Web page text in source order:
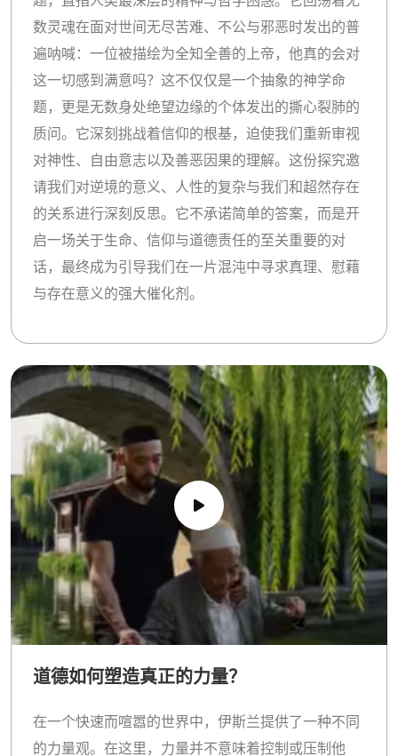
数灵魂在面对世间无尽苦难、不公与邪恶时发出的普
遍呐喊：一位被描绘为全知全善的上帝，他真的会对
这一切感到满意吗？这不仅仅是一个抽象的神学命
题，更是无数身处绝望边缘的个体发出的撕心裂肺的
质问。它深刻挑战着信仰的根基，迫使我们重新审视
对神性、自由意志以及善恶因果的理解。这份探究邀
请我们对逆境的意义、人性的复杂与我们和超然存在
的关系进行深刻反思。它不承诺简单的答案，而是开
启一场关于生命、信仰与道德责任的至关重要的对
话，最终成为引导我们在一片混沌中寻求真理、慰藉
与存在意义的强大催化剂。
道德如何塑造真正的力量？
在一个快速而喧嚣的世界中，伊斯兰提供了一种不同
的力量观。在这里，力量并不意味着控制或压制他